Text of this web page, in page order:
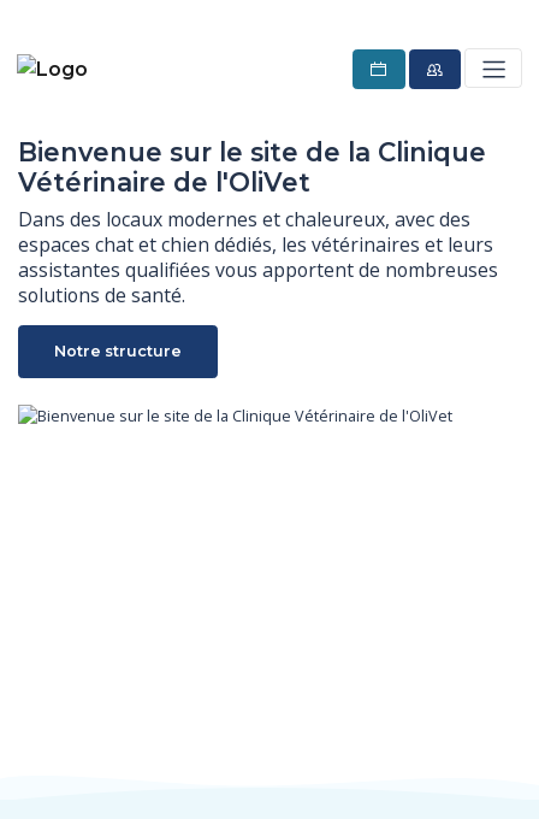
Bienvenue sur le site de la Clinique
Vétérinaire de l'OliVet
Dans des locaux modernes et chaleureux, avec des
espaces chat et chien dédiés, les vétérinaires et leurs
assistantes qualifiées vous apportent de nombreuses
solutions de santé.
Notre structure